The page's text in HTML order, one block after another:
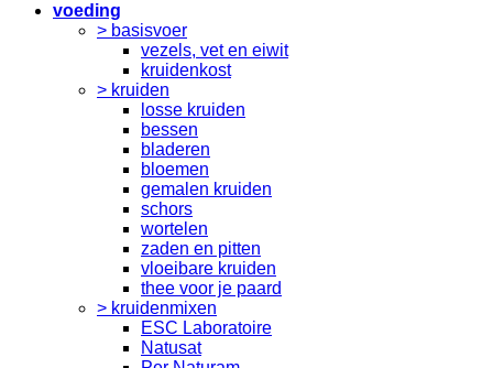
voeding
> basisvoer
vezels, vet en eiwit
kruidenkost
> kruiden
losse kruiden
bessen
bladeren
bloemen
gemalen kruiden
schors
wortelen
zaden en pitten
vloeibare kruiden
thee voor je paard
> kruidenmixen
ESC Laboratoire
Natusat